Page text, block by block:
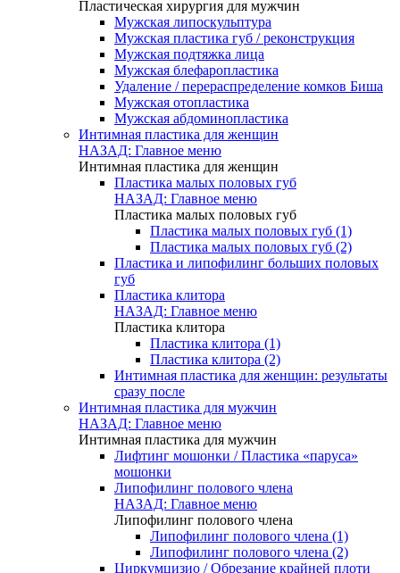
Пластическая хирургия для мужчин
Мужская липоскульптура
Мужская пластика губ / реконструкция
Мужская подтяжка лица
Мужская блефаропластика
Удаление / перераспределение комков Биша
Мужская отопластика
Мужская абдоминопластика
Интимная пластика для женщин
НАЗАД: Главное меню
Интимная пластика для женщин
Пластика малых половых губ
НАЗАД: Главное меню
Пластика малых половых губ
Пластика малых половых губ (1)
Пластика малых половых губ (2)
Пластика и липофилинг больших половых
губ
Пластика клитора
НАЗАД: Главное меню
Пластика клитора
Пластика клитора (1)
Пластика клитора (2)
Интимная пластика для женщин: результаты
сразу после
Интимная пластика для мужчин
НАЗАД: Главное меню
Интимная пластика для мужчин
Лифтинг мошонки / Пластика «паруса»
мошонки
Липофилинг полового члена
НАЗАД: Главное меню
Липофилинг полового члена
Липофилинг полового члена (1)
Липофилинг полового члена (2)
Циркумцизио / Обрезание крайней плоти